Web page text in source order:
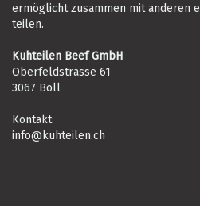
ermöglicht zusammen mit anderen
teilen.
Kuhteilen Beef GmbH
Oberfeldstrasse 61
3067 Boll
Kontakt:
info@kuhteilen.ch